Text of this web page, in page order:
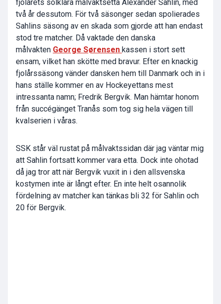
fjolårets solklara målvaktsetta Alexander Sahlin, med
två år dessutom. För två säsonger sedan spolierades
Sahlins säsong av en skada som gjorde att han endast
stod tre matcher. Då vaktade den danska
målvakten George Sørensen kassen i stort sett
ensam, vilket han skötte med bravur. Efter en knackig
fjolårssäsong vänder dansken hem till Danmark och in i
hans ställe kommer en av Hockeyettans mest
intressanta namn; Fredrik Bergvik. Man hämtar honom
från succégänget Tranås som tog sig hela vägen till
kvalserien i våras.
SSK står väl rustat på målvaktssidan där jag väntar mig
att Sahlin fortsatt kommer vara etta. Dock inte ohotad
då jag tror att när Bergvik vuxit in i den allsvenska
kostymen inte är långt efter. En inte helt osannolik
fördelning av matcher kan tänkas bli 32 för Sahlin och
20 för Bergvik.